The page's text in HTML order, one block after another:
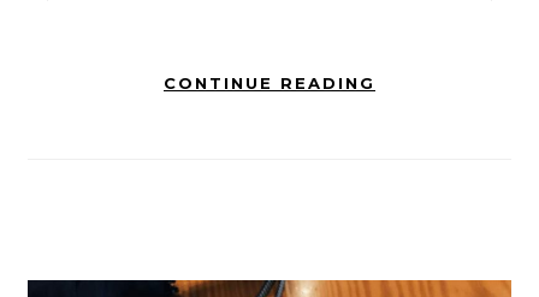
CONTINUE READING